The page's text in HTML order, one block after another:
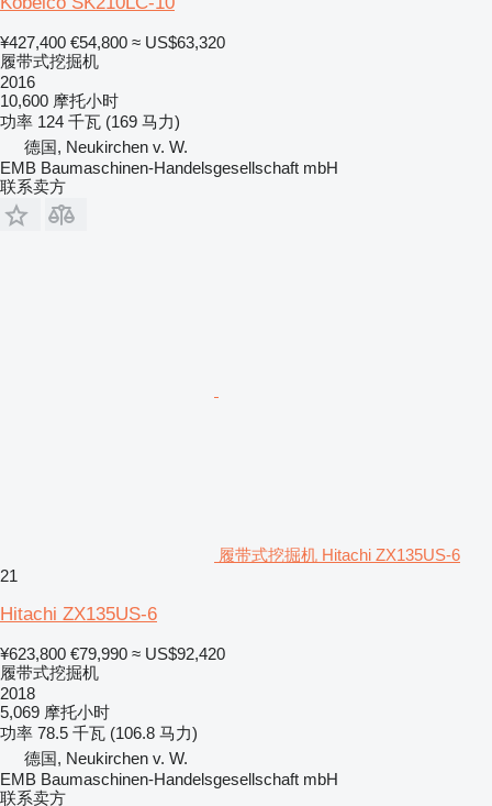
¥427,400 €54,800 ≈ US$63,320
履带式挖掘机
2016
10,600 摩托小时
功率 124 千瓦 (169 马力)
德国, Neukirchen v. W.
EMB Baumaschinen-Handelsgesellschaft mbH
联系卖方
履带式挖掘机 Hitachi ZX135US-6
21
Hitachi ZX135US-6
¥623,800 €79,990 ≈ US$92,420
履带式挖掘机
2018
5,069 摩托小时
功率 78.5 千瓦 (106.8 马力)
德国, Neukirchen v. W.
EMB Baumaschinen-Handelsgesellschaft mbH
联系卖方